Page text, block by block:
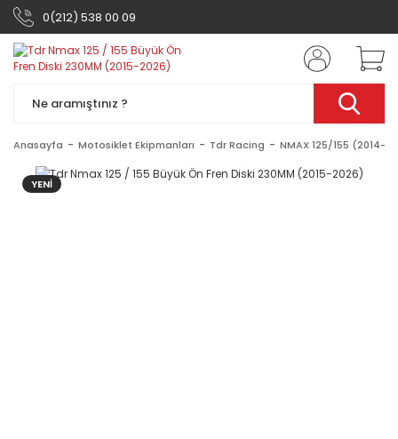
0(212) 538 00 09
Anasayfa Motosiklet Ekipmanları Tdr Racing NMAX 125/155 (2014-
YENİ